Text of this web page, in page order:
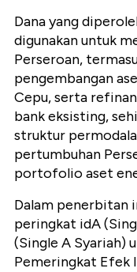
Dana yang
digunakan untuk
Perseroan,
pengembangan
Cepu, serta
bank eksisting,
struktur
pertumbuhan
portofolio aset
Dalam penerbitan
peringkat idA
(Single A Syariah)
Pemeringkat Efek